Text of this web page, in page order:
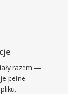
i
razem —
pełne